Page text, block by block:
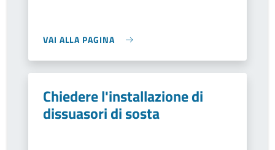
VAI ALLA PAGINA
Chiedere l'installazione di
dissuasori di sosta